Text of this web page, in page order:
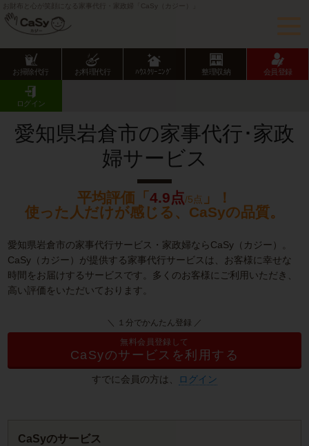
お財布と心が笑顔になる家事代行・家政婦「CaSy（カジー）」
お掃除代行 お料理代行 ﾊｳｽｸﾘｰﾆﾝｸﾞ 整理収納 会員登録
ログイン
CaSy TOP
岩倉市の家事代行･家政婦サービス
愛知県岩倉市の家事代行･家政
婦サービス
平均評価「 4.9点/5点
」！
使った人だけが感じる、CaSyの品質。
愛知県岩倉市の家事代行サービス・家政婦ならCaSy（カジー）。
CaSy（カジー）が提供する家事代行サービスは、お客様に幸せな
時間をお届けするサービスです。多くのお客様にご利用いただき、
高い評価をいただいております。
＼ １分でかんたん登録 ／
無料会員登録して
CaSyのサービスを利用する
すでに会員の方は、 ログイン
CaSyのサービス